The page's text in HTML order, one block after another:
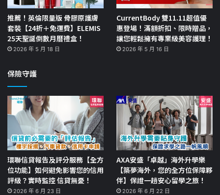
推薦！英倫限量版 骨膠原護膚
套裝【24折＋免運費】ELEMIS
25天聖誕倒數月曆禮盒！
2026 年 5 月 18 日
CurrentBody 雙11.11超值優
惠登場！滿額折扣、限時贈品，
讓您輕鬆擁有專業級美容護理！
2026 年 5 月 16 日
保險守護
環聯信貸報告及評分服務【全方
位功能】如何避免影響您的信用
評級？實時監控 信貸無憂！
2026 年 6 月 23 日
AXA安盛「卓越」海外升學樂
【築夢海外，您的全方位保障夥
伴】保證一趟安心留學之旅！
2026 年 6 月 22 日